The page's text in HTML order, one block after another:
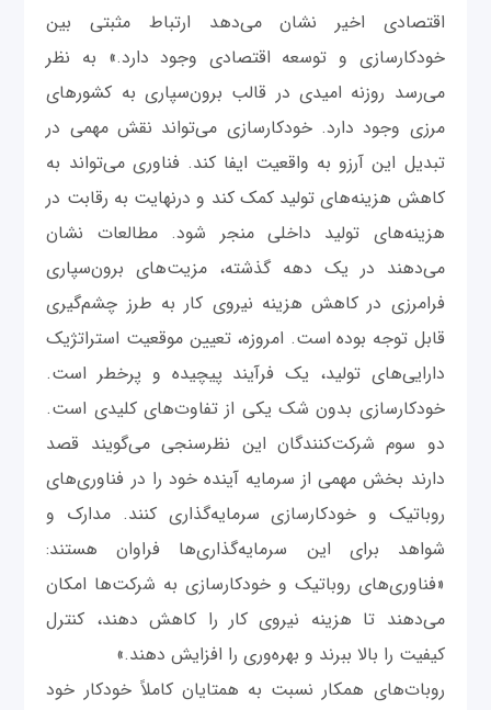
اقتصادی اخیر نشان می‌دهد ارتباط مثبتی بین
خودکارسازی و توسعه اقتصادی وجود دارد.» به نظر
می‌رسد روزنه امیدی در قالب برون‌سپاری به کشورهای
مرزی وجود دارد. خودکارسازی می‌تواند نقش مهمی در
تبدیل این آرزو به واقعیت ایفا کند. فناوری می‌تواند به
کاهش هزینه‌های تولید کمک کند و درنهایت به رقابت در
هزینه‌های تولید داخلی منجر شود. مطالعات نشان
می‌دهند در یک دهه گذشته، مزیت‌های برون‌سپاری
فرامرزی در کاهش هزینه نیروی کار به طرز چشم‌گیری
قابل توجه بوده است. امروزه، تعیین موقعیت استراتژیک
دارایی‌های تولید، یک فرآیند پیچیده و پرخطر است.
خودکارسازی بدون شک یکی از تفاوت‌های کلیدی است.
دو سوم شرکت‌کنندگان این نظرسنجی می‌گویند قصد
دارند بخش مهمی از سرمایه آینده خود را در فناوری‌های
روباتیک و خودکارسازی سرمایه‌گذاری کنند. مدارک و
شواهد برای این سرمایه‌گذاری‌ها فراوان هستند:
«فناوری‌های روباتیک و خودکارسازی به شرکت‌ها امکان
می‌دهند تا هزینه نیروی کار را کاهش دهند، کنترل
کیفیت را بالا ببرند و بهره‌وری را افزایش دهند.»
روبات‌های همکار نسبت به همتایان کاملاً خودکار خود